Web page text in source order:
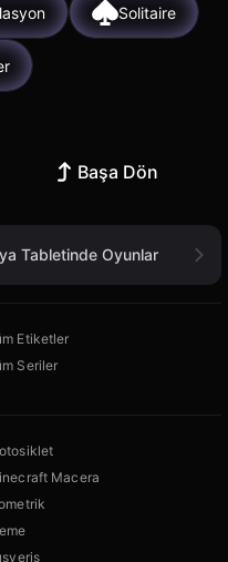
Solitaire
Başa Dön
Tabletinde Oyunlar
Etiketler
Seriler
Macera